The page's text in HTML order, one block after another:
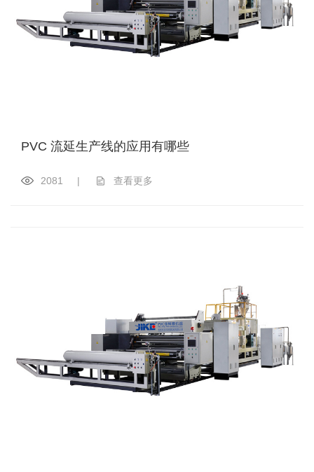
PVC 流延生产线的应用有哪些
2081 | 查看更多